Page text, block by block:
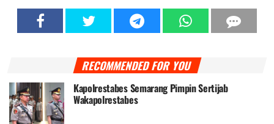
RECOMMENDED FOR YOU
Kapolrestabes Semarang Pimpin Sertijab
Wakapolrestabes